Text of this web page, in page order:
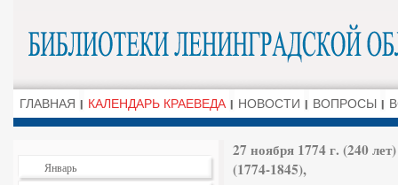
ГЛАВНАЯ КАЛЕНДАРЬ КРАЕВЕДА НОВОСТИ ВОПРОСЫ
Январь
27 ноября 1774 г. (240
(1774-1845),